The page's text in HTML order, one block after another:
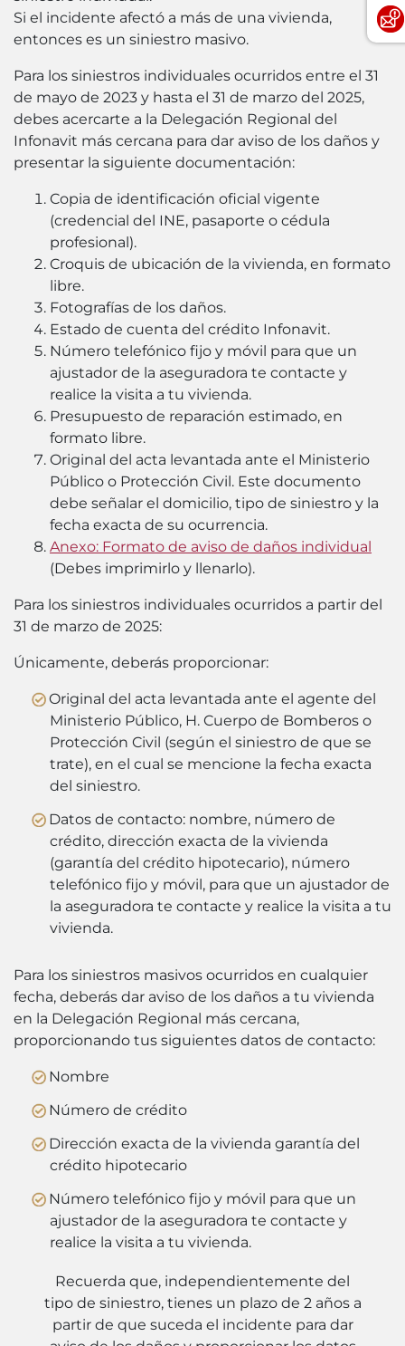
Si el incidente afectó a más de una vivienda,
entonces es un siniestro masivo.
Para los siniestros individuales ocurridos entre el 31
de mayo de 2023 y hasta el 31 de marzo del 2025,
debes acercarte a la Delegación Regional del
Infonavit más cercana para dar aviso de los daños y
presentar la siguiente documentación:
Copia de identificación oficial vigente
(credencial del INE, pasaporte o cédula
profesional).
Croquis de ubicación de la vivienda, en formato
libre.
Fotografías de los daños.
Estado de cuenta del crédito Infonavit.
Número telefónico fijo y móvil para que un
ajustador de la aseguradora te contacte y
realice la visita a tu vivienda.
Presupuesto de reparación estimado, en
formato libre.
Original del acta levantada ante el Ministerio
Público o Protección Civil. Este documento
debe señalar el domicilio, tipo de siniestro y la
fecha exacta de su ocurrencia.
Anexo: Formato de aviso de daños individual
(Debes imprimirlo y llenarlo).
Para los siniestros individuales ocurridos a partir del
31 de marzo de 2025:
Únicamente, deberás proporcionar:
Original del acta levantada ante el agente del
Ministerio Público, H. Cuerpo de Bomberos o
Protección Civil (según el siniestro de que se
trate), en el cual se mencione la fecha exacta
del siniestro.
Datos de contacto: nombre, número de
crédito, dirección exacta de la vivienda
(garantía del crédito hipotecario), número
telefónico fijo y móvil, para que un ajustador de
la aseguradora te contacte y realice la visita a tu
vivienda.
Para los siniestros masivos ocurridos en cualquier
fecha, deberás dar aviso de los daños a tu vivienda
en la Delegación Regional más cercana,
proporcionando tus siguientes datos de contacto:
Nombre
Número de crédito
Dirección exacta de la vivienda garantía del
crédito hipotecario
Número telefónico fijo y móvil para que un
ajustador de la aseguradora te contacte y
realice la visita a tu vivienda.
Recuerda que, independientemente del
tipo de siniestro, tienes un plazo de 2 años a
partir de que suceda el incidente para dar